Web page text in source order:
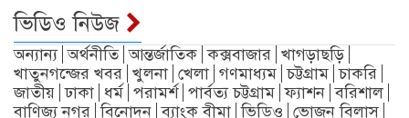
ভিডিও নিউজ
অন্যান্য অর্থনীতি আন্তর্জাতিক কক্সবাজার খাগড়াছড়ি
খাতুনগন্জের খবর খুলনা খেলা গণমাধ্যম চট্টগ্রাম চাকরি
জাতীয় ঢাকা ধর্ম পরামর্শ পার্বত্য চট্টগ্রাম ফ্যাশন বরিশাল
বাণিজ্য নগর বিনোদন ব্যাংক বীমা ভিডিও ভোজন বিলাস